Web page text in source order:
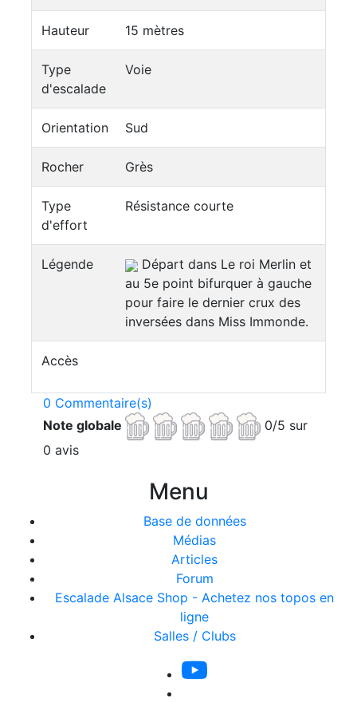
Hauteur 15 mètres
Type
d'escalade
Voie
Orientation Sud
Rocher Grès
Type
d'effort
Résistance courte
Légende
Départ dans Le roi Merlin et
au 5e point bifurquer à gauche
pour faire le dernier crux des
inversées dans Miss Immonde.
Accès
0 Commentaire(s)
Note globale
0/5 sur
0 avis
Menu
Base de données
Médias
Articles
Forum
Escalade Alsace Shop - Achetez nos topos en
ligne
Salles / Clubs